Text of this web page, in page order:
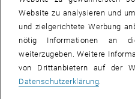
An innovative course that is
like to progress and develop
the next level. A key part of the
could be part of a presentation
are going to deliver in the future.
Alternatively, you are welcome to
Website zu analysieren und
und zielgerichtete Werbung
nötig Informationen an
weiterzugeben. Weitere
von Drittanbietern auf der
Datenschutzerklärung.